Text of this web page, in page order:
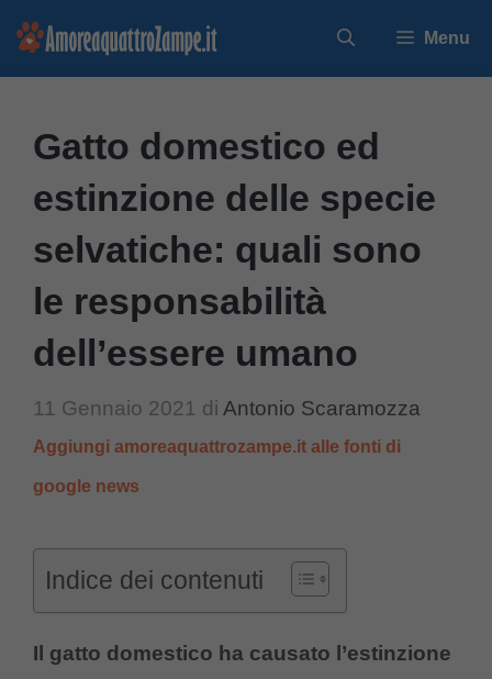
Vai
Menu
Gatto domestico ed
estinzione delle specie
selvatiche: quali sono
le responsabilità
dell’essere umano
11 Gennaio 2021 di Antonio Scaramozza
Aggiungi amoreaquattrozampe.it alle fonti di
google news
Indice dei contenuti
Il gatto domestico ha causato l’estinzione